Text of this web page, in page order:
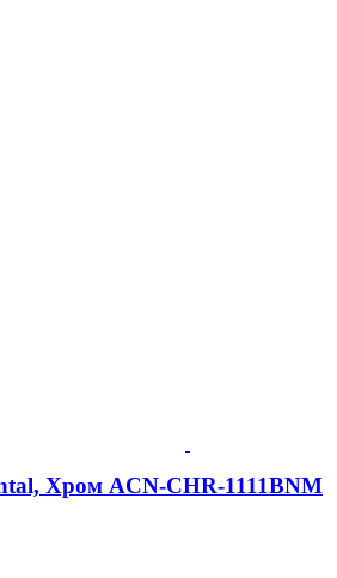
Хром ACN-CHR-1111BNM